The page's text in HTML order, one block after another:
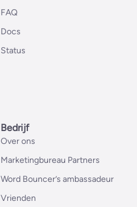
FAQ
Docs
Status
Bedrijf
Over ons
Marketingbureau Partners
Word Bouncer’s ambassadeur
Vrienden